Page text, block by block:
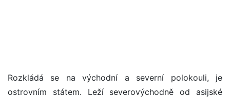
Rozkládá se na východní a severní polokouli, je
ostrovním státem. Leží severovýchodně od asijské